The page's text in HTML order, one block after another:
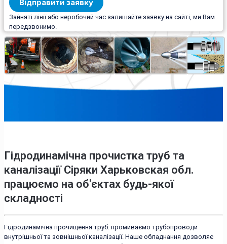
Зайняті лінії або неробочий час залишайте заявку на сайті, ми Вам
передзвонимо.
Гідродинамічна прочистка труб та
каналізації Сіряки Харьковская обл.
працюємо на об'єктах будь-якої
складності
Гідродинамічна прочищення труб: промиваємо трубопроводи
внутрішньої та зовнішньої каналізації. Наше обладнання дозволяє